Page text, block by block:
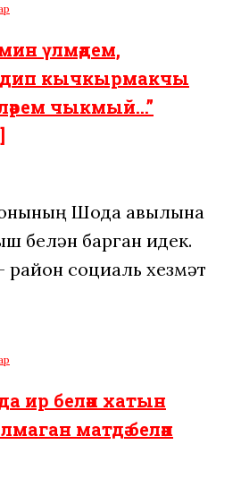
үлмәдем,
дип кычкырмакчы
чыкмый…”
Шода авылына
белән барган идек.
социаль хезмәт
ир белән хатын
матдә белән